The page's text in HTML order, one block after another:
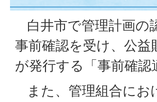
白井市で管理計画の
事前確認を受け、公
が発行する「事前確
また、管理組合にお